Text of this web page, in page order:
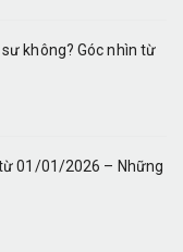
không? Góc nhìn từ
01/01/2026 – Những